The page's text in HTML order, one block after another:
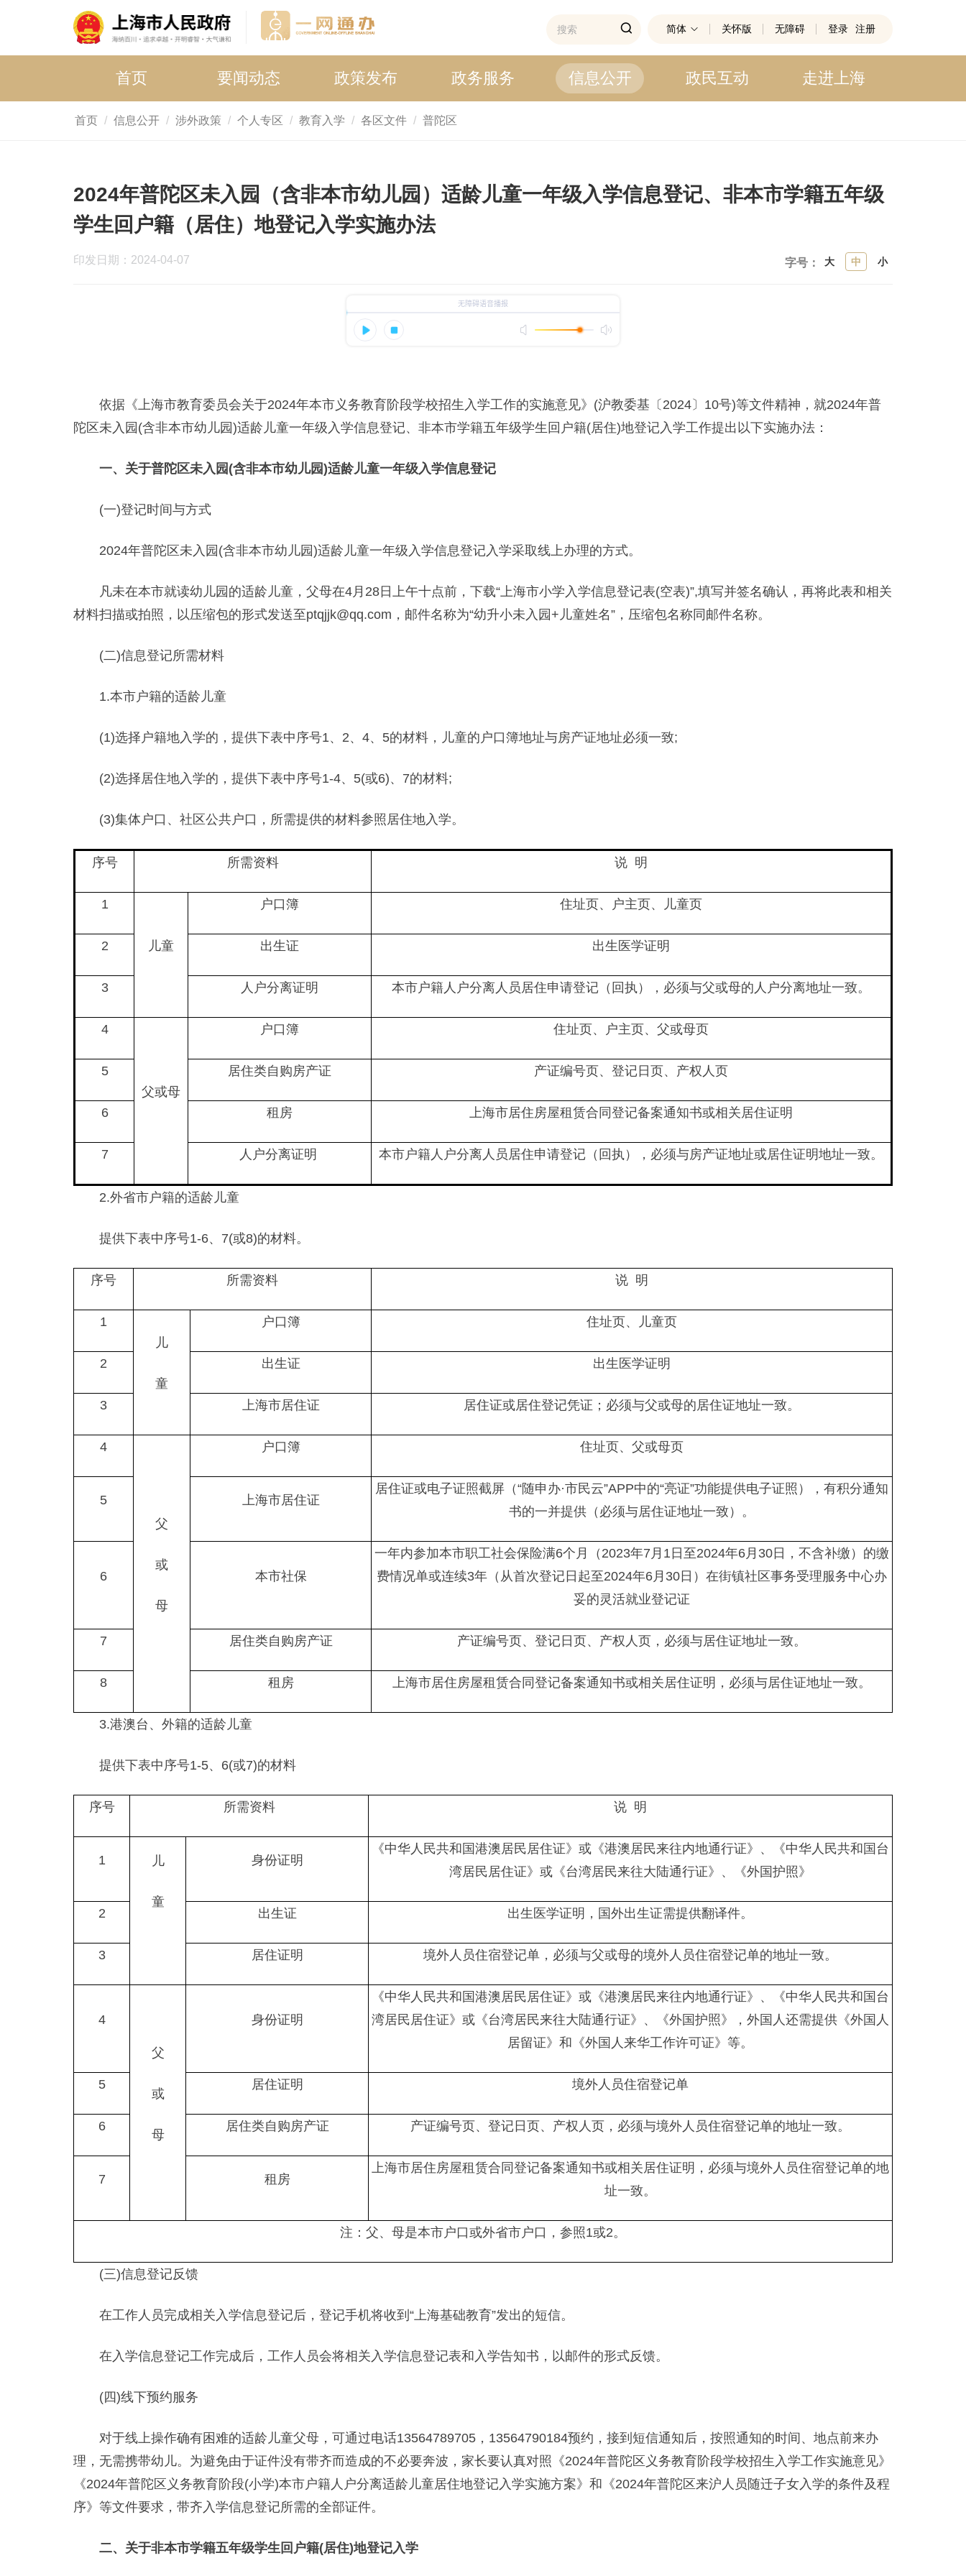
简体 关怀版 无障碍 登录 注册
首页 要闻动态 政策发布 政务服务 信息公开 政民互动 走进上海
首页 信息公开 涉外政策 个人专区 教育入学 各区文件 普陀区
2024年普陀区未入园（含非本市幼儿园）适龄儿童一年级入学信息登记、非本市学籍五年级
学生回户籍（居住）地登记入学实施办法
印发日期：2024-04-07 字号： 大 中 小
依据《上海市教育委员会关于2024年本市义务教育阶段学校招生入学工作的实施意见》(沪教委基〔2024〕10号)等文件精神，就2024年普
陀区未入园(含非本市幼儿园)适龄儿童一年级入学信息登记、非本市学籍五年级学生回户籍(居住)地登记入学工作提出以下实施办法：
一、关于普陀区未入园(含非本市幼儿园)适龄儿童一年级入学信息登记
(一)登记时间与方式
2024年普陀区未入园(含非本市幼儿园)适龄儿童一年级入学信息登记入学采取线上办理的方式。
凡未在本市就读幼儿园的适龄儿童，父母在4月28日上午十点前，下载“上海市小学入学信息登记表(空表)”,填写并签名确认，再将此表和相关
材料扫描或拍照，以压缩包的形式发送至ptqjjk@qq.com，邮件名称为“幼升小未入园+儿童姓名”，压缩包名称同邮件名称。
(二)信息登记所需材料
1.本市户籍的适龄儿童
(1)选择户籍地入学的，提供下表中序号1、2、4、5的材料，儿童的户口簿地址与房产证地址必须一致;
(2)选择居住地入学的，提供下表中序号1-4、5(或6)、7的材料;
(3)集体户口、社区公共户口，所需提供的材料参照居住地入学。
序号 所需资料 说 明
1
儿童
户口簿 住址页、户主页、儿童页
2 出生证 出生医学证明
3 人户分离证明 本市户籍人户分离人员居住申请登记（回执），必须与父或母的人户分离地址一致。
4
父或母
户口簿 住址页、户主页、父或母页
5 居住类自购房产证 产证编号页、登记日页、产权人页
6 租房 上海市居住房屋租赁合同登记备案通知书或相关居住证明
7 人户分离证明 本市户籍人户分离人员居住申请登记（回执），必须与房产证地址或居住证明地址一致。
2.外省市户籍的适龄儿童
提供下表中序号1-6、7(或8)的材料。
序号 所需资料 说 明
1
儿
童
户口簿 住址页、儿童页
2 出生证 出生医学证明
3 上海市居住证 居住证或居住登记凭证；必须与父或母的居住证地址一致。
4
父
或
母
户口簿 住址页、父或母页
5 上海市居住证
居住证或电子证照截屏（“随申办·市民云”APP中的“亮证”功能提供电子证照），有积分通知
书的一并提供（必须与居住证地址一致）。
6 本市社保
一年内参加本市职工社会保险满6个月（2023年7月1日至2024年6月30日，不含补缴）的缴
费情况单或连续3年（从首次登记日起至2024年6月30日）在街镇社区事务受理服务中心办
妥的灵活就业登记证
7 居住类自购房产证 产证编号页、登记日页、产权人页，必须与居住证地址一致。
8 租房 上海市居住房屋租赁合同登记备案通知书或相关居住证明，必须与居住证地址一致。
3.港澳台、外籍的适龄儿童
提供下表中序号1-5、6(或7)的材料
序号 所需资料 说 明
1 儿
童
身份证明
《中华人民共和国港澳居民居住证》或《港澳居民来往内地通行证》、《中华人民共和国台
湾居民居住证》或《台湾居民来往大陆通行证》、《外国护照》
2 出生证 出生医学证明，国外出生证需提供翻译件。
3 居住证明 境外人员住宿登记单，必须与父或母的境外人员住宿登记单的地址一致。
4
父
或
母
身份证明
《中华人民共和国港澳居民居住证》或《港澳居民来往内地通行证》、《中华人民共和国台
湾居民居住证》或《台湾居民来往大陆通行证》、《外国护照》，外国人还需提供《外国人
居留证》和《外国人来华工作许可证》等。
5 居住证明 境外人员住宿登记单
6 居住类自购房产证 产证编号页、登记日页、产权人页，必须与境外人员住宿登记单的地址一致。
7 租房
上海市居住房屋租赁合同登记备案通知书或相关居住证明，必须与境外人员住宿登记单的地
址一致。
注：父、母是本市户口或外省市户口，参照1或2。
(三)信息登记反馈
在工作人员完成相关入学信息登记后，登记手机将收到“上海基础教育”发出的短信。
在入学信息登记工作完成后，工作人员会将相关入学信息登记表和入学告知书，以邮件的形式反馈。
(四)线下预约服务
对于线上操作确有困难的适龄儿童父母，可通过电话13564789705，13564790184预约，接到短信通知后，按照通知的时间、地点前来办
理，无需携带幼儿。为避免由于证件没有带齐而造成的不必要奔波，家长要认真对照《2024年普陀区义务教育阶段学校招生入学工作实施意见》
《2024年普陀区义务教育阶段(小学)本市户籍人户分离适龄儿童居住地登记入学实施方案》和《2024年普陀区来沪人员随迁子女入学的条件及程
序》等文件要求，带齐入学信息登记所需的全部证件。
二、关于非本市学籍五年级学生回户籍(居住)地登记入学